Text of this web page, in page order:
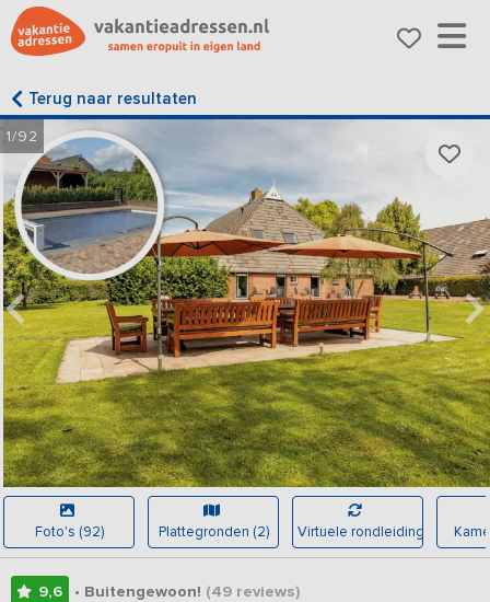
Terug naar resultaten
1/92
Foto's (92) Plattegronden (2) Virtuele rondleiding
9,6 • Buitengewoon! (49reviews)